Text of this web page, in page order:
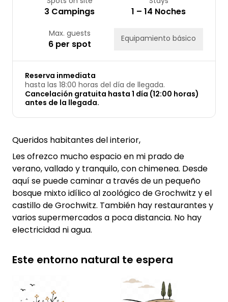
3 Campings 1 – 14 Noches
Max. guests
6 per spot Equipamiento básico
Reserva inmediata
hasta las 18:00 horas del día de llegada.
Cancelación gratuita hasta 1 día (12:00 horas)
antes de la llegada.
Queridos habitantes del interior,
Les ofrezco mucho espacio en mi prado de
verano, vallado y tranquilo, con chimenea. Desde
aquí se puede caminar a través de un pequeño
bosque mixto idílico al zoológico de Grochwitz y el
castillo de Grochwitz. También hay restaurantes y
varios supermercados a poca distancia. No hay
electricidad ni agua.
Este entorno natural te espera